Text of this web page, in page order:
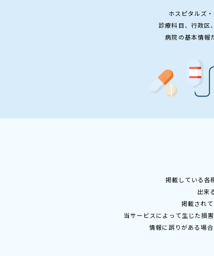
ホスピタルズ
診療科目、行政区
病院の基本情報
掲載している各
出来
掲載され
当サービスによって生じた損
情報に誤りがある場